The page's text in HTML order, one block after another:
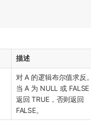
描述
对 A 的逻辑布尔值求反。
当 A 为 NULL 或 FALSE
返回 TRUE，否则返回
FALSE。